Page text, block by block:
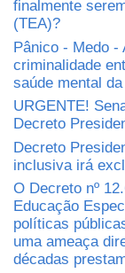
finalmente
(TEA)?
Pânico - Medo -
criminalidade
saúde mental
URGENTE!
Decreto
Decreto
inclusiva irá
O Decreto nº
Educação
políticas
uma ameaça
décadas